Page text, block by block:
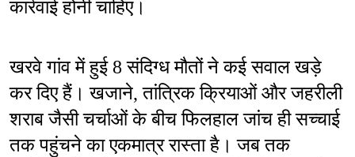
कार्रवाई होनी चाहिए।
खरवे गांव में हुई 8 संदिग्ध मौतों ने कई सवाल खड़े
कर दिए हैं। खजाने, तांत्रिक क्रियाओं और जहरीली
शराब जैसी चर्चाओं के बीच फिलहाल जांच ही सच्चाई
तक पहुंचने का एकमात्र रास्ता है। जब तक